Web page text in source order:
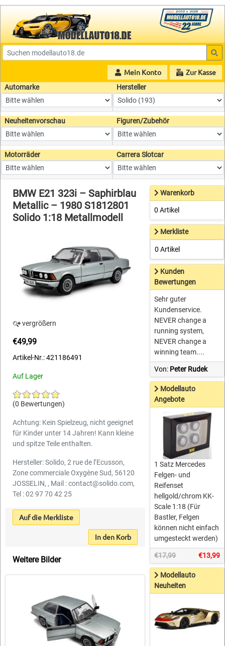
Mein Konto Zur Kasse
Automarke Hersteller
Neuheitenvorschau Figuren/Zubehör
Motorräder Carrera Slotcar
BMW E21 323i – Saphirblau
Metallic – 1980 S1812801
Solido 1:18 Metallmodell
vergrößern
€49,99
Artikel-Nr.: 421186491
Auf Lager
(0 Bewertungen)
Achtung: Kein Spielzeug, nicht geeignet
für Kinder unter 14 Jahren! Kann kleine
und spitze Teile enthalten.
Hersteller: Solido, 2 rue de l’Ecusson,
Zone commerciale Oxygène Sud, 56120
JOSSELIN, , Mail : contact@solido.com,
Tel : 02 97 70 42 25
Auf die Merkliste
In den Korb
Weitere Bilder
Warenkorb
0 Artikel
Merkliste
0 Artikel
Kunden
Bewertungen
Sehr guter
Kundenservice.
NEVER change a
running system,
NEVER change a
winning team....
Von: Peter Rudek
Modellauto
Angebote
1 Satz Mercedes
Felgen- und
Reifenset
hellgold/chrom KK-
Scale 1:18 (Für
Bastler, Felgen
können nicht einfach
umgesteckt werden)
€17,99 €13,99
Modellauto
Neuheiten